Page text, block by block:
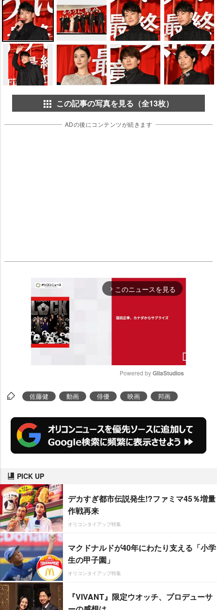
この記事の写真を見る（全13枚）
ADの後にコンテンツが続きます
arrow_forward_ios このニュースを見る
M
u
Powered by GliaStudios
佐藤健 動画 俳優 映画 邦画
PICK UP
デカすぎ都市伝説発生!?ファミマ45％増量
作戦再来
オリコンタイアップ特集
マクドナルドが40年にわたり支える「小学
生の甲子園」
オリコンタイアップ特集
『VIVANT』限定ウオッチ、プロデューサ